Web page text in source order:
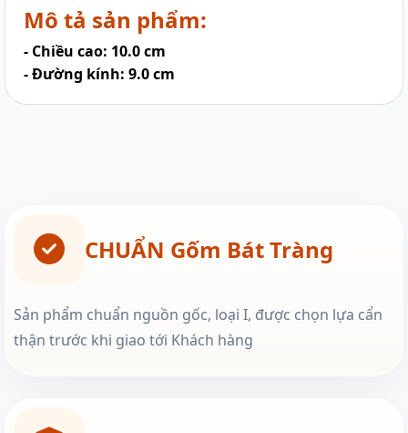
Mô tả sản phẩm:
- Chiều cao: 10.0 cm
- Đường kính: 9.0 cm
CHUẨN Gốm Bát Tràng
Sản phẩm chuẩn nguồn gốc, loại I, được chọn lựa cẩn
thận trước khi giao tới Khách hàng